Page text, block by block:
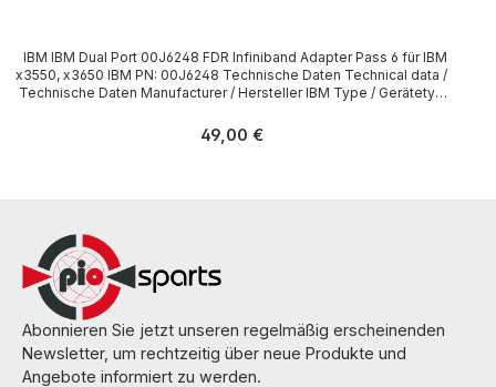
x3550, x3650 IBM PN: 00J6248 Technische Daten Technical data /
Technische Daten Manufacturer / Hersteller IBM Type / Gerätetyp
LieferumfangDelivery / Lieferumfang 1 x IBM Dual Port Infiniband
finden Sie auf den Seiten des Herstellers. All parts are used but
Regulärer Preis:
49,00 €
Abonnieren Sie jetzt unseren regelmäßig erscheinenden
Newsletter, um rechtzeitig über neue Produkte und
Angebote informiert zu werden.